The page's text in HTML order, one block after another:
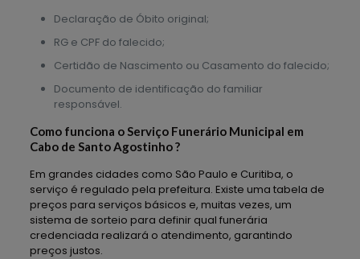
Declaração de Óbito original;
RG e CPF do falecido;
Certidão de Nascimento ou Casamento do falecido;
Documento de identificação do familiar
responsável.
Como funciona o Serviço Funerário Municipal em
Cabo de Santo Agostinho ?
Em grandes cidades como São Paulo e Curitiba, o
serviço é regulado pela prefeitura. Existe uma tabela de
preços para serviços básicos e, muitas vezes, um
sistema de sorteio para definir qual funerária
credenciada realizará o atendimento, garantindo
preços justos.